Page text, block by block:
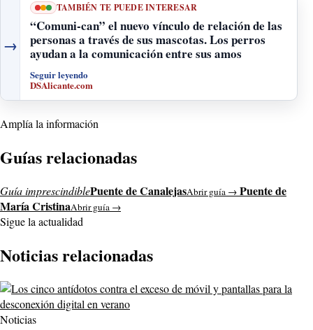
→
TAMBIÉN TE PUEDE INTERESAR
“Comuni-can” el nuevo vínculo de relación de las
personas a través de sus mascotas. Los perros
ayudan a la comunicación entre sus amos
Seguir leyendo
DSAlicante.com
Amplía la información
Guías relacionadas
Guía imprescindiblePuente de CanalejasAbrir guía → Puente de
María CristinaAbrir guía →
Sigue la actualidad
Noticias relacionadas
Noticias